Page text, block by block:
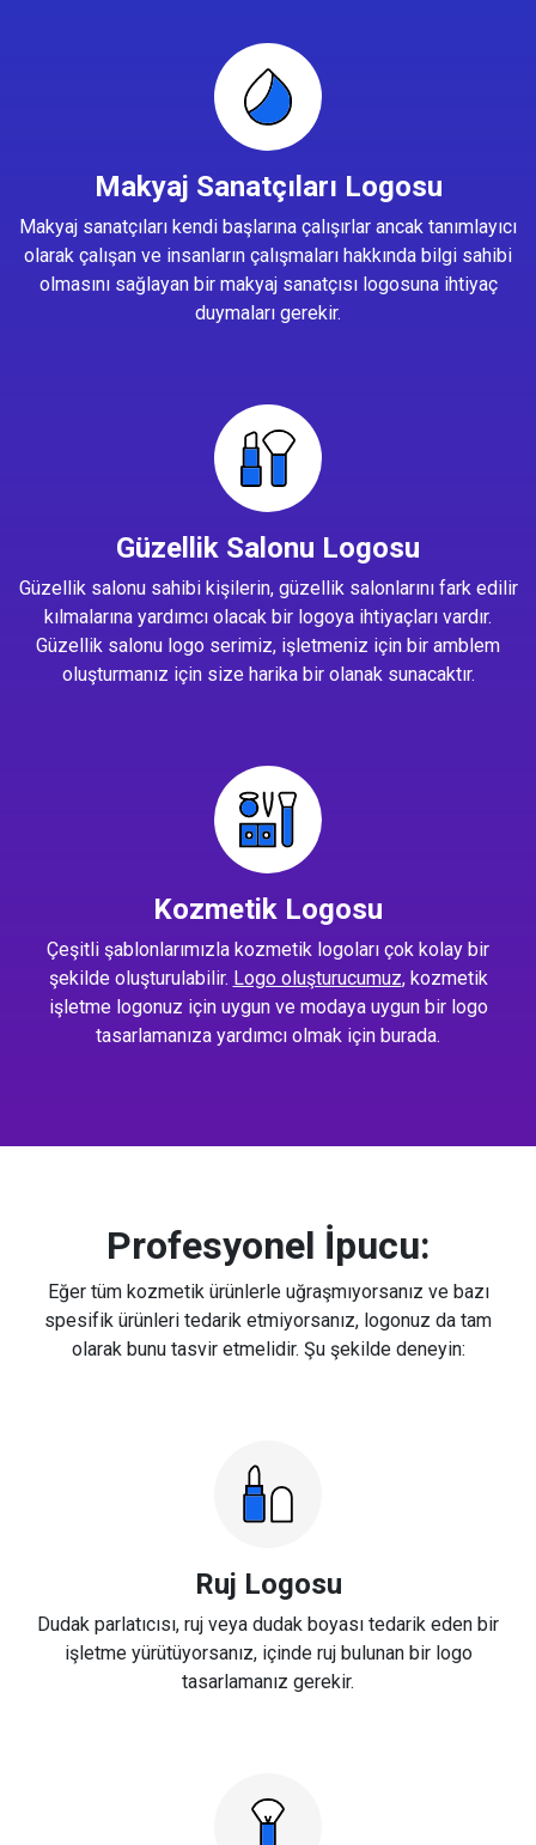
Makyaj Sanatçıları Logosu
Makyaj sanatçıları kendi başlarına çalışırlar ancak tanımlayıcı
olarak çalışan ve insanların çalışmaları hakkında bilgi sahibi
olmasını sağlayan bir makyaj sanatçısı logosuna ihtiyaç
duymaları gerekir.
Güzellik Salonu Logosu
Güzellik salonu sahibi kişilerin, güzellik salonlarını fark edilir
kılmalarına yardımcı olacak bir logoya ihtiyaçları vardır.
Güzellik salonu logo serimiz, işletmeniz için bir amblem
oluşturmanız için size harika bir olanak sunacaktır.
Kozmetik Logosu
Çeşitli şablonlarımızla kozmetik logoları çok kolay bir
şekilde oluşturulabilir. Logo oluşturucumuz, kozmetik
işletme logonuz için uygun ve modaya uygun bir logo
tasarlamanıza yardımcı olmak için burada.
Profesyonel İpucu:
Eğer tüm kozmetik ürünlerle uğraşmıyorsanız ve bazı
spesifik ürünleri tedarik etmiyorsanız, logonuz da tam
olarak bunu tasvir etmelidir. Şu şekilde deneyin:
Ruj Logosu
Dudak parlatıcısı, ruj veya dudak boyası tedarik eden bir
işletme yürütüyorsanız, içinde ruj bulunan bir logo
tasarlamanız gerekir.